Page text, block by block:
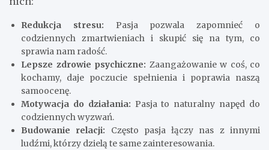
Redukcja stresu: Pasja pozwala zapomnieć o
codziennych zmartwieniach i skupić się na tym, co
sprawia nam radość.
Lepsze zdrowie psychiczne: Zaangażowanie w coś, co
kochamy, daje poczucie spełnienia i poprawia naszą
samoocenę.
Motywacja do działania: Pasja to naturalny napęd do
codziennych wyzwań.
Budowanie relacji: Często pasja łączy nas z innymi
ludźmi, którzy dzielą te same zainteresowania.